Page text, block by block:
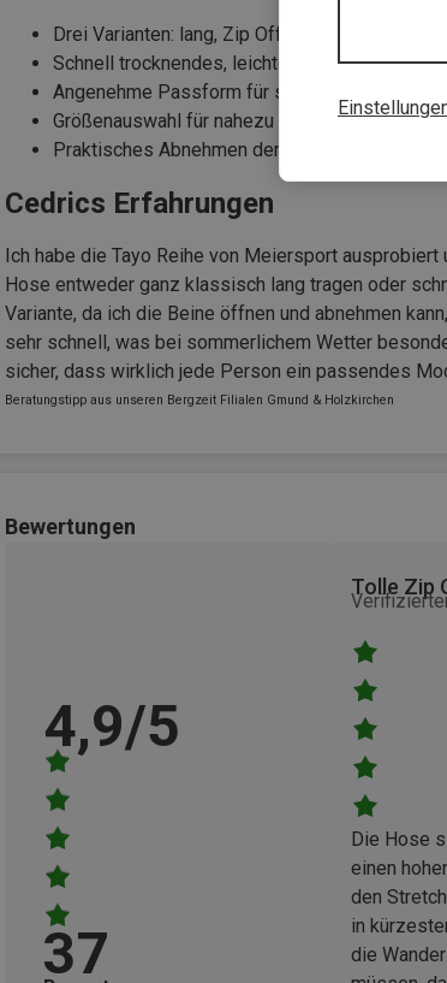
Drei Varianten: lang, Zip Off und T Zip
Schnell trocknendes, leichtes
Angenehme Passform für sommerliche
Größenauswahl für nahezu alle Körperformen
Praktisches Abnehmen der Beine ohne Schuhe
Cedrics Erfahrungen
Ich habe die Tayo Reihe von Meiersport
Hose entweder ganz klassisch lang tragen oder
Variante, da ich die Beine öffnen und abnehmen
sehr schnell, was bei sommerlichem Wetter
sicher, dass wirklich jede Person ein passendes
Beratungstipp aus unseren Bergzeit Filialen Gmund & Holzkirchen
Bewertungen
4,9/5
37
Tolle Zip
Die Hose
einen
den
in
die